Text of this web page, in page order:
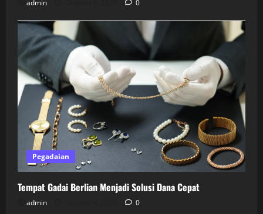
admin 0
Pegadaian
Tempat Gadai Berlian Menjadi Solusi Dana Cepat
admin 0